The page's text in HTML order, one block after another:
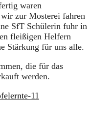
waren
zur Mosterei fahren
SfT Schülerin fuhr in
fleißigen Helfern
Stärkung für uns alle.
die für das
werden.